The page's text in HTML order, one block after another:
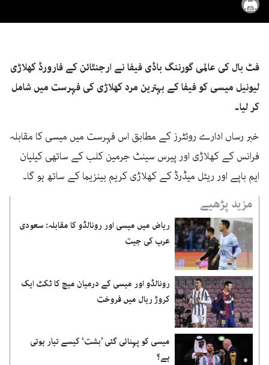
فٹ بال کی عالمی گورننگ باڈی فیفا نے ارجنٹائن کے فارورڈ کھلاڑی
لیونیل میسی کو فیفا کے بہترین مرد کھلاڑی کی فہرست میں شامل
کر لیا۔
خبر رساں ادارے روئٹرز کے مطابق اس فہرست میں میسی کا مقابلہ
فرانس کے کھلاڑی اور پیرس سینٹ جرمین کلب کے ساتھی کیلیان
ایم باپے اور ریئل میڈرڈ کے کھلاڑی کریم بینزیما کے ساتھ ہو گا۔
مزید پڑھیے
ریاض میں میسی اور رونالڈو کا مقابلہ: سعودی
عرب کی جیت
رونالڈو اور میسی کے درمیان میچ کا ٹکٹ ایک
کروڑ ریال میں فروخت
میسی کو پہنائی گئی ’بشت‘ کیسے تیار ہوتی
ہے؟